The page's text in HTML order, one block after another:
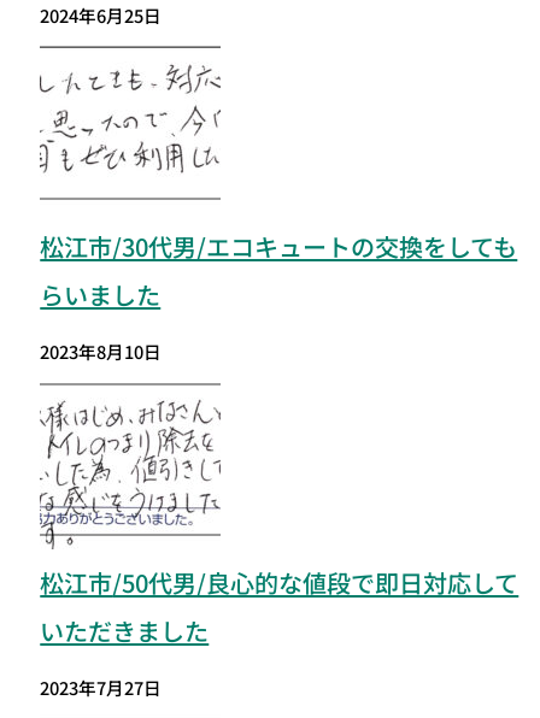
2024年6月25日
松江市/30代男/エコキュートの交換をしても
らいました
2023年8月10日
松江市/50代男/良心的な値段で即日対応して
いただきました
2023年7月27日